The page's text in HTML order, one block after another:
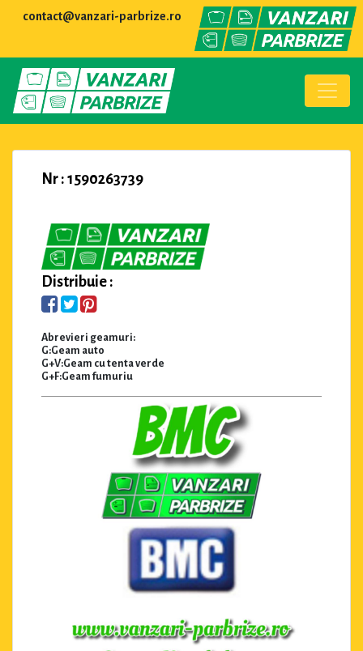
contact@vanzari-parbrize.ro
Nr : 1590263739
Distribuie :
Abrevieri geamuri:
G:Geam auto
G+V:Geam cu tenta verde
G+F:Geam fumuriu